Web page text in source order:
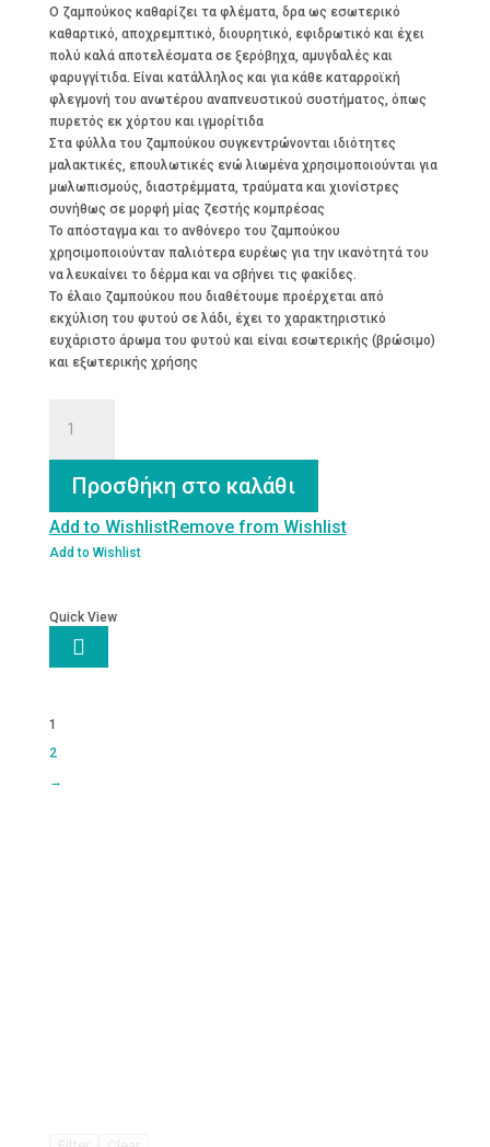
Ο ζαμπούκος καθαρίζει τα φλέματα, δρα ως εσωτερικό
καθαρτικό, αποχρεμπτικό, διουρητικό, εφιδρωτικό και έχει
πολύ καλά αποτελέσματα σε ξερόβηχα, αμυγδαλές και
φαρυγγίτιδα. Είναι κατάλληλος και για κάθε καταρροϊκή
φλεγμονή του ανωτέρου αναπνευστικού συστήματος, όπως
πυρετός εκ χόρτου και ιγμορίτιδα
Στα φύλλα του ζαμπούκου συγκεντρώνονται ιδιότητες
μαλακτικές, επουλωτικές ενώ λιωμένα χρησιμοποιούνται για
μωλωπισμούς, διαστρέμματα, τραύματα και χιονίστρες
συνήθως σε μορφή μίας ζεστής κομπρέσας
Το απόσταγμα και το ανθόνερο του ζαμπούκου
χρησιμοποιούνταν παλιότερα ευρέως για την ικανότητά του
να λευκαίνει το δέρμα και να σβήνει τις φακίδες.
Το έλαιο ζαμπούκου που διαθέτουμε προέρχεται από
εκχύλιση του φυτού σε λάδι, έχει το χαρακτηριστικό
ευχάριστο άρωμα του φυτού και είναι εσωτερικής (βρώσιμο)
και εξωτερικής χρήσης
Βιολογικό
100ml
ποσότητα
Προσθήκη στο καλάθι
Add to WishlistRemove from Wishlist
Add to Wishlist
Quick View

1
2
→